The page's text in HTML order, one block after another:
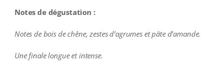
Notes de dégustation :
Notes de bois de chêne, zestes d’agrumes et pâte d’amande.
Une finale longue et intense.